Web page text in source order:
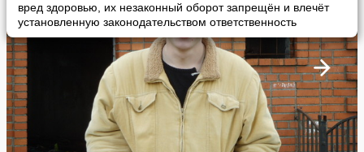
вред здоровью, их незаконный оборот запрещён и влечёт
установленную законодательством ответственность